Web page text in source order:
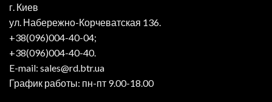
г. Киев
ул. Набережно-Корчеватская 136.
+38(096)004-40-04;
+38(096)004-40-40.
E-mail: sales@rd.btr.ua
График работы: пн-пт 9.00-18.00